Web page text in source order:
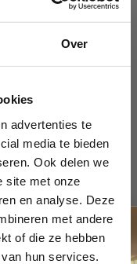
Over
advertenties te
media te bieden
Ook delen we
site met onze
en analyse. Deze
met andere
of die ze hebben
hun services.
zijn gemaakt
geleidelijk
aan een
je kleding een
lucht
kleine ruimtes
tassen en
je de
Sport